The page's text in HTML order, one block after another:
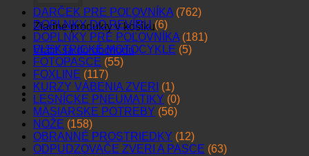
Žiadne produkty v košíku.
Vrátiť sa do obchodu
DARČEK PRE POĽOVNÍKA (762)
DOPLNKY DO REVÍRU (6)
DOPLNKY PRE POĽOVNÍKA (181)
ELEKTRICKÉ MOTOCYKLE (5)
FOTOPASCE (55)
FOXLINE (117)
KURZY VÁBENIA ZVERI (1)
LESNÍCKE PNEUMATIKY (0)
MÄSIARSKE POTREBY (56)
NOŽE (158)
OBRANNÉ PROSTRIEDKY (12)
ODPUDZOVAČE ZVERI A PASCE (63)